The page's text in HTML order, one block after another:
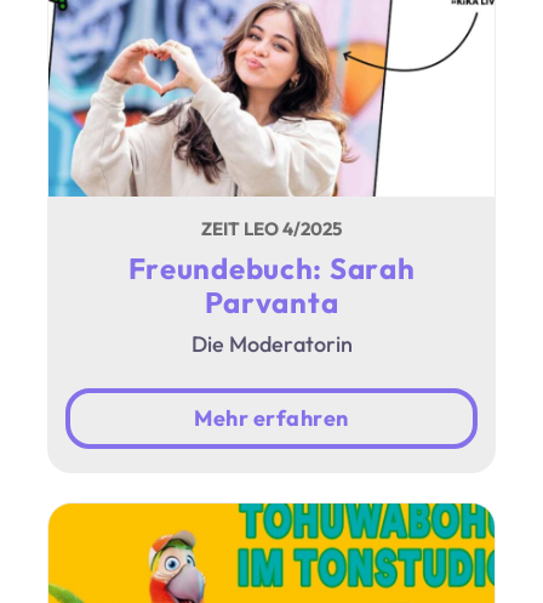
ZEIT LEO 4/2025
Freundebuch: Sarah
Parvanta
Die Moderatorin
Mehr erfahren